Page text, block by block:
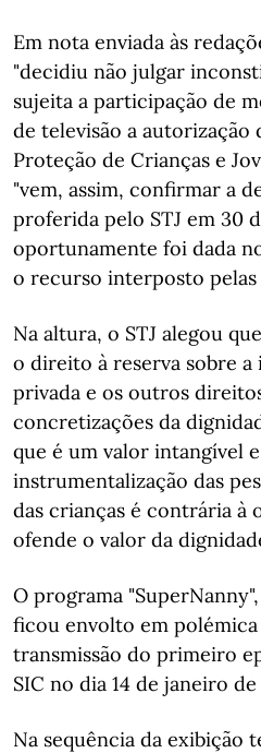
Em nota enviada às
"decidiu não julgar
sujeita a participação de
de televisão a autorização
Proteção de Crianças e
"vem, assim, confirmar a
proferida pelo STJ em 30
oportunamente foi dada
o recurso interposto pelas
Na altura, o STJ alegou
o direito à reserva sobre
privada e os outros
concretizações da
que é um valor intangível
instrumentalização das
das crianças é contrária à
ofende o valor da
O programa
ficou envolto em polémica
transmissão do primeiro
SIC no dia 14 de janeiro de
Na sequência da exibição